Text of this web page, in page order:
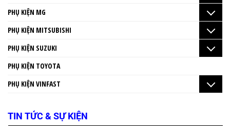
PHỤ KIỆN MG
PHỤ KIỆN MITSUBISHI
PHỤ KIỆN SUZUKI
PHỤ KIỆN TOYOTA
PHỤ KIỆN VINFAST
TIN TỨC & SỰ KIỆN